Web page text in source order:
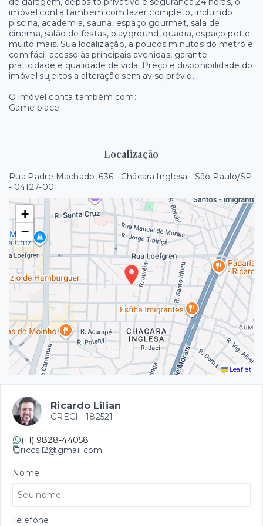
imóvel conta também com lazer completo, incluindo
piscina, academia, sauna, espaço gourmet, sala de
cinema, salão de festas, playground, quadra, espaço pet e
muito mais. Sua localização, a poucos minutos do metrô e
com fácil acesso às principais avenidas, garante
praticidade e qualidade de vida. Preço e disponibilidade do
imóvel sujeitos a alteração sem aviso prévio.
O imóvel conta também com:
Game place
Localização
Rua Padre Machado, 636 - Chácara Inglesa - São Paulo/SP
- 04127-001
+
−
Leaflet
Ricardo Lilian
CRECI - 182521
(11) 9828-44058
riccsll2@gmail.com
Nome
Telefone